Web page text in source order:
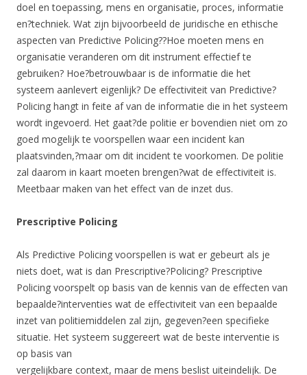
doel en toepassing, mens en organisatie, proces, informatie
en?techniek. Wat zijn bijvoorbeeld de juridische en ethische
aspecten van Predictive Policing??Hoe moeten mens en
organisatie veranderen om dit instrument effectief te
gebruiken? Hoe?betrouwbaar is de informatie die het
systeem aanlevert eigenlijk? De effectiviteit van Predictive?
Policing hangt in feite af van de informatie die in het systeem
wordt ingevoerd. Het gaat?de politie er bovendien niet om zo
goed mogelijk te voorspellen waar een incident kan
plaatsvinden,?maar om dit incident te voorkomen. De politie
zal daarom in kaart moeten brengen?wat de effectiviteit is.
Meetbaar maken van het effect van de inzet dus.
Prescriptive Policing
Als Predictive Policing voorspellen is wat er gebeurt als je
niets doet, wat is dan Prescriptive?Policing? Prescriptive
Policing voorspelt op basis van de kennis van de effecten van
bepaalde?interventies wat de effectiviteit van een bepaalde
inzet van politiemiddelen zal zijn, gegeven?een specifieke
situatie. Het systeem suggereert wat de beste interventie is
op basis van
vergelijkbare context, maar de mens beslist uiteindelijk. De